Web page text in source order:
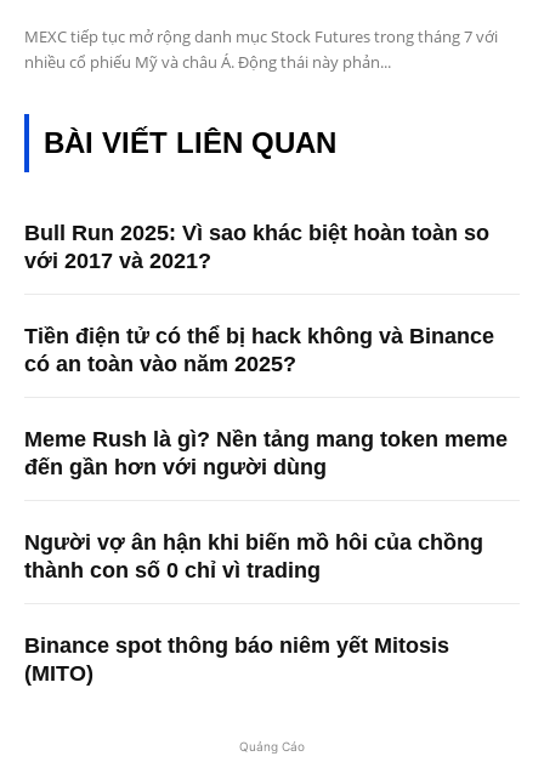
MEXC tiếp tục mở rộng danh mục Stock Futures trong tháng 7 với
nhiều cổ phiếu Mỹ và châu Á. Động thái này phản...
BÀI VIẾT LIÊN QUAN
Bull Run 2025: Vì sao khác biệt hoàn toàn so
với 2017 và 2021?
Tiền điện tử có thể bị hack không và Binance
có an toàn vào năm 2025?
Meme Rush là gì? Nền tảng mang token meme
đến gần hơn với người dùng
Người vợ ân hận khi biến mồ hôi của chồng
thành con số 0 chỉ vì trading
Binance spot thông báo niêm yết Mitosis
(MITO)
Quảng Cáo